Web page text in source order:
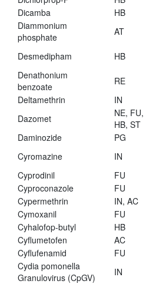
Dicamba
HB
Diammonium
phosphate
AT
Desmedipham HB
Denathonium
benzoate
RE
Deltamethrin
IN
Dazomet
NE, FU,
HB, ST
Daminozide
PG
Cyromazine
IN
Cyprodinil
FU
Cyproconazole
FU
Cypermethrin
IN, AC
Cymoxanil
FU
Cyhalofop-butyl
HB
Cyflumetofen
AC
Cyflufenamid
FU
Cydia pomonella
Granulovirus (CpGV)
IN